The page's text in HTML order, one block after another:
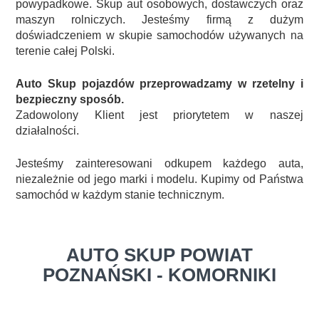
powypadkowe. Skup aut osobowych, dostawczych oraz
maszyn rolniczych. Jesteśmy firmą z dużym
doświadczeniem w skupie samochodów używanych na
terenie całej Polski.
Auto Skup pojazdów przeprowadzamy w rzetelny i
bezpieczny sposób.
Zadowolony Klient jest priorytetem w naszej
działalności.
Jesteśmy zainteresowani odkupem każdego auta,
niezależnie od jego marki i modelu. Kupimy od Państwa
samochód w każdym stanie technicznym.
AUTO SKUP POWIAT
POZNAŃSKI - KOMORNIKI